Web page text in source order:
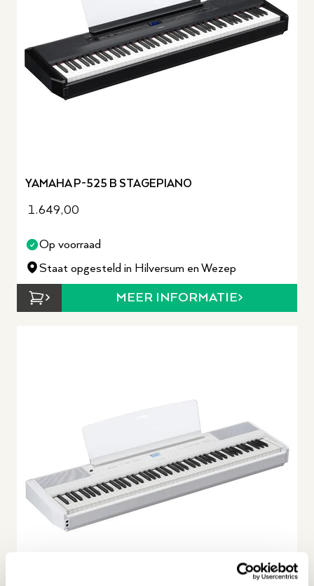
YAMAHA P-525 B STAGEPIANO
1.649,00
Op voorraad
Staat opgesteld in Hilversum en Wezep
MEER INFORMATIE